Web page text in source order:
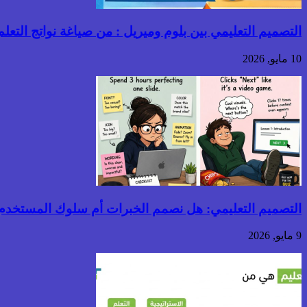
التصميم التعليمي بين بلوم وميريل : من صياغة نواتج
10 مايو, 2026
التصميم التعليمي: هل نصمم الخبرات أم سلوك
9 مايو, 2026